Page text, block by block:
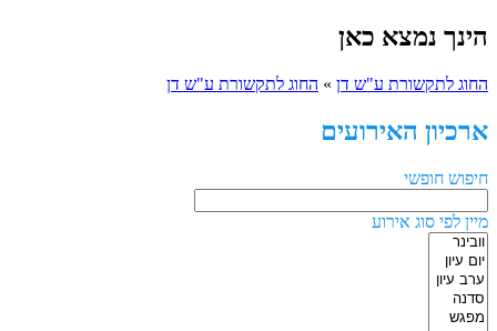
הינך נמצא כאן
החוג לתקשורת ע"ש דן » החוג לתקשורת ע"ש דן
ארכיון האירועים
חיפוש חופשי
מיין לפי סוג אירוע